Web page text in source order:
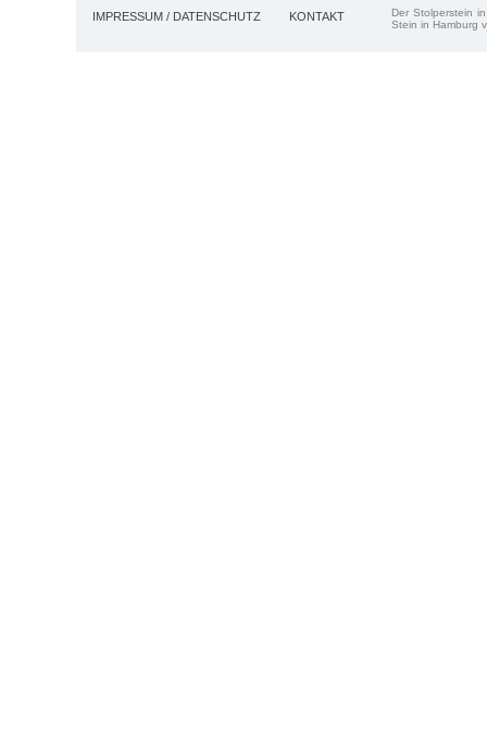
IMPRESSUM / DATENSCHUTZ KONTAKT
Der Stolperstein
Stein in Hamburg